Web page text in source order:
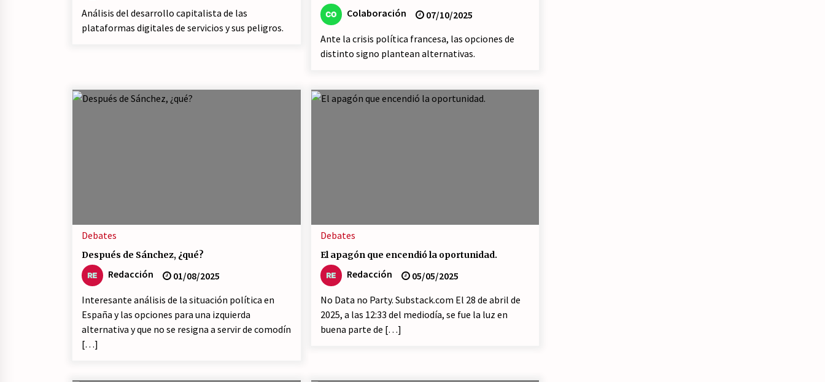
Análisis del desarrollo capitalista de las
plataformas digitales de servicios y sus peligros.
Colaboración
07/10/2025
Ante la crisis política francesa, las opciones de
distinto signo plantean alternativas.
Debates
Después de Sánchez, ¿qué?
Redacción
01/08/2025
Interesante análisis de la situación política en
España y las opciones para una izquierda
alternativa y que no se resigna a servir de comodín
[…]
Debates
El apagón que encendió la oportunidad.
Redacción
05/05/2025
No Data no Party. Substack.com El 28 de abril de
2025, a las 12:33 del mediodía, se fue la luz en
buena parte de […]